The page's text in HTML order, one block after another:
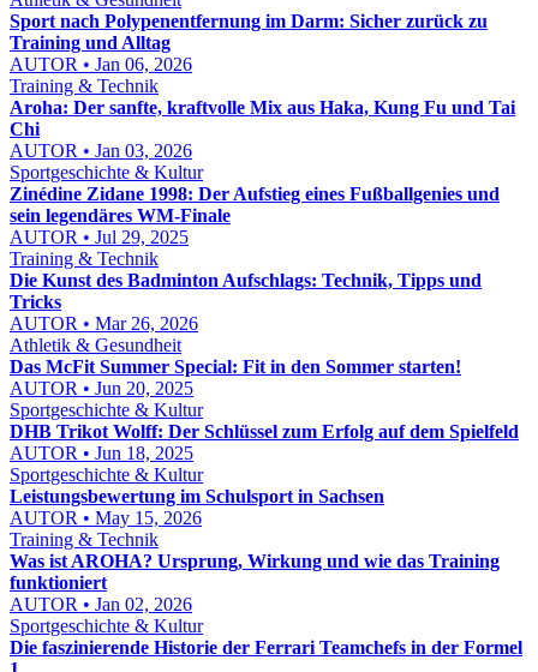
Sport nach Polypenentfernung im Darm: Sicher zurück zu
Training und Alltag
AUTOR • Jan 06, 2026
Training & Technik
Aroha: Der sanfte, kraftvolle Mix aus Haka, Kung Fu und Tai
Chi
AUTOR • Jan 03, 2026
Sportgeschichte & Kultur
Zinédine Zidane 1998: Der Aufstieg eines Fußballgenies und
sein legendäres WM-Finale
AUTOR • Jul 29, 2025
Training & Technik
Die Kunst des Badminton Aufschlags: Technik, Tipps und
Tricks
AUTOR • Mar 26, 2026
Athletik & Gesundheit
Das McFit Summer Special: Fit in den Sommer starten!
AUTOR • Jun 20, 2025
Sportgeschichte & Kultur
DHB Trikot Wolff: Der Schlüssel zum Erfolg auf dem Spielfeld
AUTOR • Jun 18, 2025
Sportgeschichte & Kultur
Leistungsbewertung im Schulsport in Sachsen
AUTOR • May 15, 2026
Training & Technik
Was ist AROHA? Ursprung, Wirkung und wie das Training
funktioniert
AUTOR • Jan 02, 2026
Sportgeschichte & Kultur
Die faszinierende Historie der Ferrari Teamchefs in der Formel